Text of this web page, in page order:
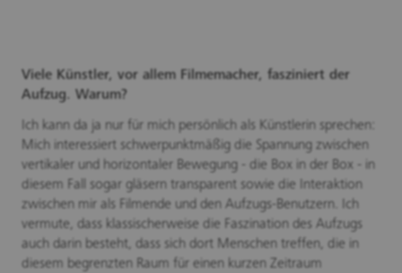
Viele Künstler, vor allem Filmemacher, fasziniert der
Aufzug. Warum?
Ich kann da ja nur für mich persönlich als Künstlerin sprechen:
Mich interessiert schwerpunktmäßig die Spannung zwischen
vertikaler und horizontaler Bewegung - die Box in der Box - in
diesem Fall sogar gläsern transparent sowie die Interaktion
zwischen mir als Filmende und den Aufzugs-Benutzern. Ich
vermute, dass klassischerweise die Faszination des Aufzugs
auch darin besteht, dass sich dort Menschen treffen, die in
diesem begrenzten Raum für einen kurzen Zeitraum